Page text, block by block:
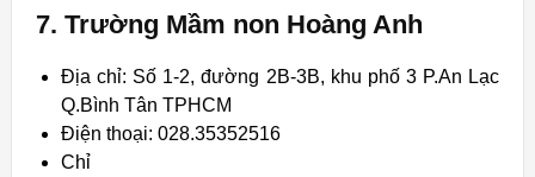
7. Trường Mầm non Hoàng Anh
Địa chỉ: Số 1-2, đường 2B-3B, khu phố 3 P.An Lạc
Q.Bình Tân TPHCM
Điện thoại: 028.35352516
Chỉ